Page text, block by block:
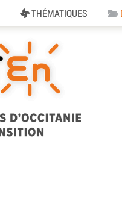
THÉMATIQUES